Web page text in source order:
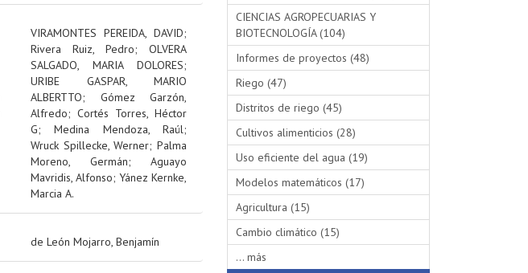
VIRAMONTES PEREIDA, DAVID;
Rivera Ruiz, Pedro; OLVERA
SALGADO, MARIA DOLORES;
URIBE GASPAR, MARIO
ALBERTTO; Gómez Garzón,
Alfredo; Cortés Torres, Héctor
G;Medina Mendoza, Raúl;
Wruck Spillecke, Werner;Palma
Moreno, Germán; Aguayo
Mavridis, Alfonso; Yánez Kernke,
Marcia A.
de León Mojarro, Benjamín
CIENCIAS AGROPECUARIAS Y
BIOTECNOLOGÍA (104)
Informes de proyectos (48)
Riego (47)
Distritos de riego (45)
Cultivos alimenticios (28)
Uso eficiente del agua (19)
Modelos matemáticos (17)
Agricultura (15)
Cambio climático (15)
... más